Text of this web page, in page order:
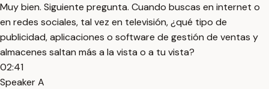
Muy bien. Siguiente pregunta. Cuando buscas en internet o
en redes sociales, tal vez en televisión, ¿qué tipo de
publicidad, aplicaciones o software de gestión de ventas y
almacenes saltan más a la vista o a tu vista?
02:41
Speaker A